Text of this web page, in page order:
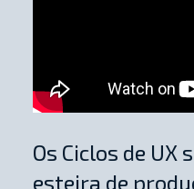
Os Ciclos de UX
esteira de